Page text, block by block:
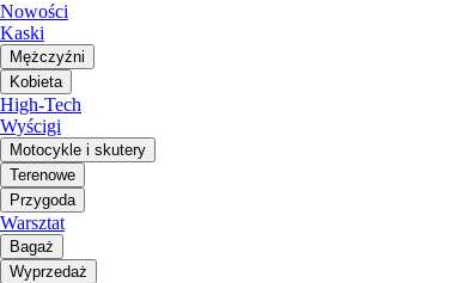
Nowości
Kaski
Mężczyźni
Kobieta
High-Tech
Wyścigi
Motocykle i skutery
Terenowe
Przygoda
Warsztat
Bagaż
Wyprzedaż